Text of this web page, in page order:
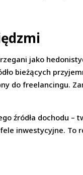
jako
bieżących
do freelancingu.
źródła dochodu –
inwestycyjne. To